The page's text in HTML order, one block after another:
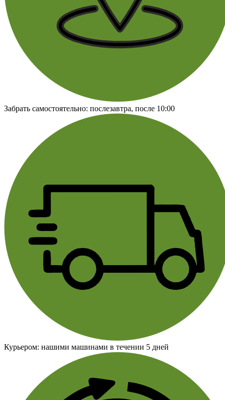
Забрать самостоятельно: послезавтра, после 10:00
Курьером: нашими машинами в течении 5 дней